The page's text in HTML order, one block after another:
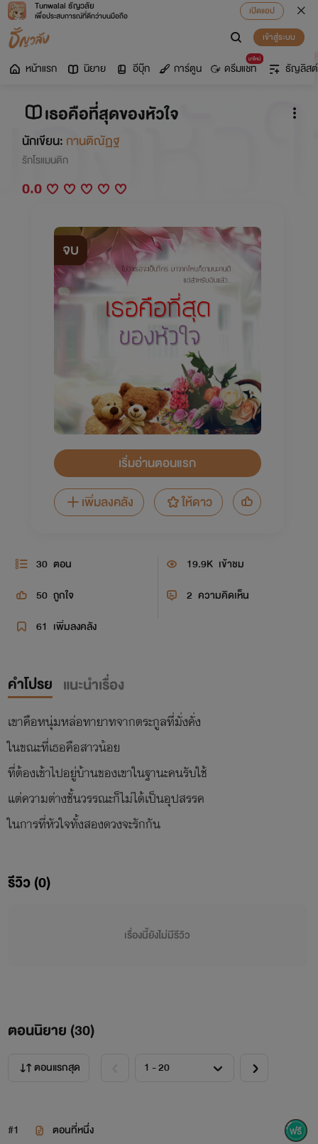
Tunwalai ธัญวลัย
เพื่อประสบการณ์ที่ดีกว่าบนมือถือ
เปิดแอป
เข้าสู่ระบบ
หน้าแรก นิยาย อีบุ๊ก การ์ตูน
มาใหม่
ดรีมแชท ธัญลิสต์
เธอคือที่สุดของหัวใจ
นักเขียน:กานติณัฏฐ
รักโรแมนติก
0.0
จบ
เริ่มอ่านตอนแรก
เพิ่มลงคลัง
ให้ดาว
30 ตอน 19.9K เข้าชม
50 ถูกใจ 2 ความคิดเห็น
61 เพิ่มลงคลัง
คำโปรย แนะนำเรื่อง
เขาคือหนุ่มหล่อทายาทจากตระกูลที่มั่งคั่ง
ในขณะที่เธอคือสาวน้อย
ที่ต้องเข้าไปอยู่บ้านของเขาในฐานะคนรับใช้
แต่ความต่างชั้นวรรณะก็ไม่ได้เป็นอุปสรรค
ในการที่หัวใจทั้งสองดวงจะรักกัน
รีวิว (0)
เรื่องนี้ยังไม่มีรีวิว
ตอนนิยาย (30)
ตอนแรกสุด
#1 ตอนที่หนึ่ง